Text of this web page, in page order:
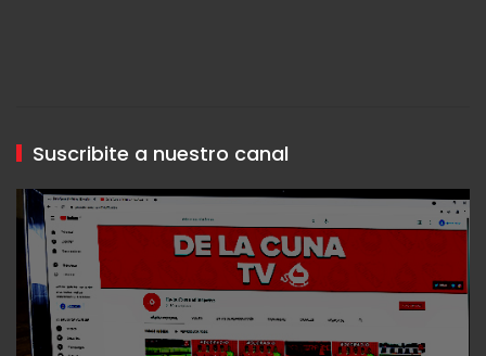
Suscribite a nuestro canal